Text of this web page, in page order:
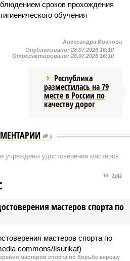
сроков прохождения
обучения
Александра Иванова
Опубликовано: 28.07.2026 16:10
Отредактировано: 28.07.2026 16:10
Республика
разместилась на 79
месте в России по
качеству дорог
0
учреждены удостоверения мастеров
мастеров спорта по
2242
мастеров спорта по борьбе керешу